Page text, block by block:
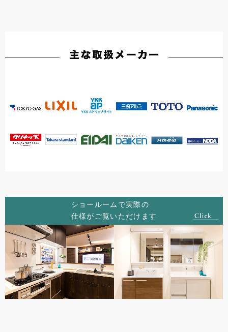
ショールームで実際の
仕様がご覧いただけます